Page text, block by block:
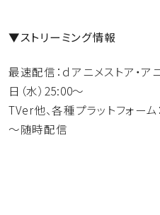
▼ストリーミング情報
最速配信：ｄアニメストア・
日（水）25:00～
TVer他、各種プラットフォーム
～随時配信